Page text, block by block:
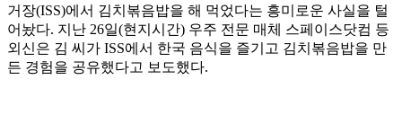
거장(ISS)에서 김치볶음밥을 해 먹었다는 흥미로운 사실을 털
어놨다. 지난 26일(현지시간) 우주 전문 매체 스페이스닷컴 등
외신은 김 씨가 ISS에서 한국 음식을 즐기고 김치볶음밥을 만
든 경험을 공유했다고 보도했다.